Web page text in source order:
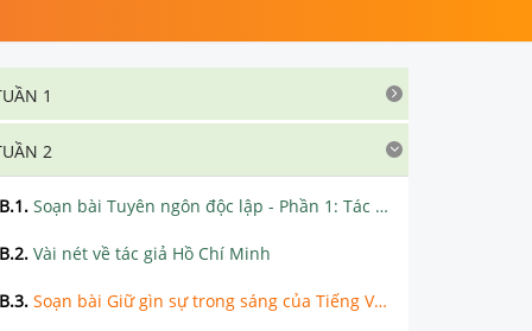
1
2
B.1. Soạn bài Tuyên ngôn độc lập - Phần 1: Tác giả siêu ngắn
B.2. Vài nét về tác giả Hồ Chí Minh
B.3. Soạn bài Giữ gìn sự trong sáng của Tiếng Việt siêu ngắn